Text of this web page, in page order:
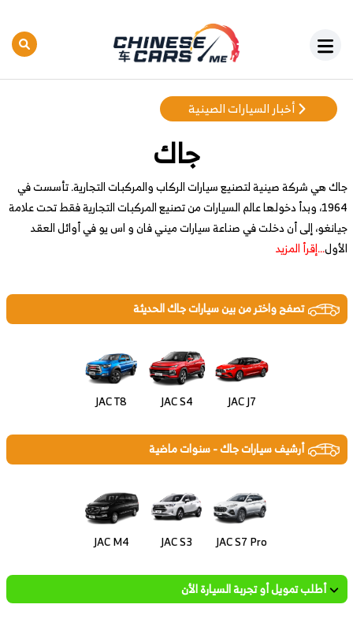
أخبار السيارات الصينية
جاك
جاك هي شركة صينية لتصنيع سيارات الركاب والمركبات التجارية. تأسست في
1964، وبدأ دخولها عالم السيارات من تصنيع المركبات التجارية فقط تحت علامة
جيانغو، إلى أن دخلت في صناعة سيارات ميني فان و اس يو في أوائل العقد
الأول...إقرأ المزيد
تصفح واختر من بين سيارات جاك الحديثة
JAC J7
JAC S4
JAC T8
أرشيف سيارات جاك - سنوات ماضية
JAC S7 Pro
JAC S3
JAC M4
أطلب تمويل أو تجربة السيارة الأن